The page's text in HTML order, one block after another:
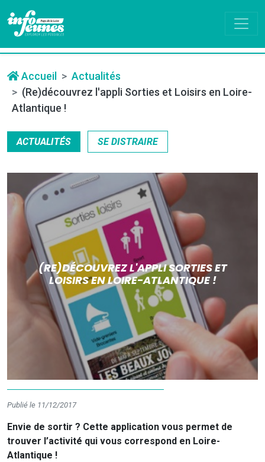
Accueil
Actualités
(Re)découvrez l'appli Sorties et Loisirs en Loire-
Atlantique !
ACTUALITÉS SE DISTRAIRE
(RE)DÉCOUVREZ L'APPLI SORTIES ET
LOISIRS EN LOIRE-ATLANTIQUE !
Publié le 11/12/2017
Envie de sortir ? Cette application vous permet de
trouver l’activité qui vous correspond en Loire-
Atlantique !